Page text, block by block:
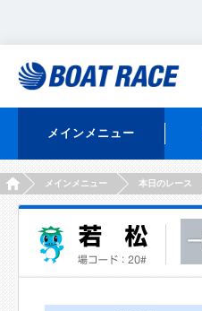
メインメニュー
HOMEメインメニュー 本日のレース